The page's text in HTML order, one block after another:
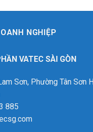
NGHIỆP
VATEC SÀI GÒN
Sơn, Phường Tân Sơn
885